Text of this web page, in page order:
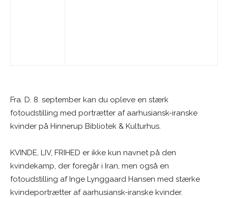
Fra. D. 8. september kan du opleve en stærk
fotoudstilling med portrætter af aarhusiansk-iranske
kvinder på Hinnerup Bibliotek & Kulturhus.
KVINDE, LIV, FRIHED er ikke kun navnet på den
kvindekamp, der foregår i Iran, men også en
fotoudstilling af Inge Lynggaard Hansen med stærke
kvindeportrætter af aarhusiansk-iranske kvinder.